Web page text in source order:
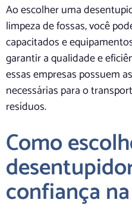
Ao escolher uma
limpeza de fossas, você
capacitados e
garantir a qualidade e
essas empresas possuem
necessárias para o
resíduos.
Como
confiança